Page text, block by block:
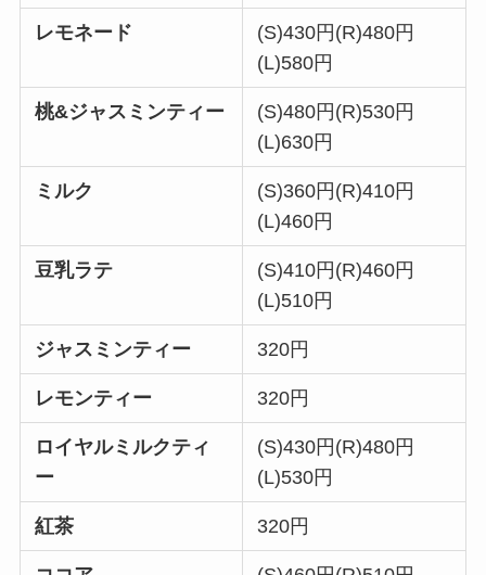
レモネード
(S)430円(R)480円
(L)580円
桃&ジャスミンティー
(S)480円(R)530円
(L)630円
ミルク
(S)360円(R)410円
(L)460円
豆乳ラテ
(S)410円(R)460円
(L)510円
ジャスミンティー 320円
レモンティー 320円
ロイヤルミルクティ
ー
(S)430円(R)480円
(L)530円
紅茶 320円